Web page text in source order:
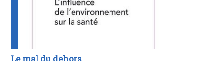
Le mal du dehors